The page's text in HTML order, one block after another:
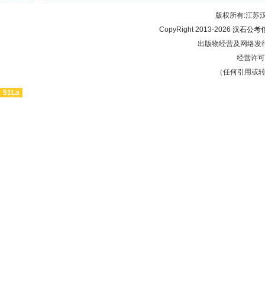
版权所有:江
CopyRight 2013-2026 汉石公考
出版物经营及网络发
经营许
（任何引用或
51La